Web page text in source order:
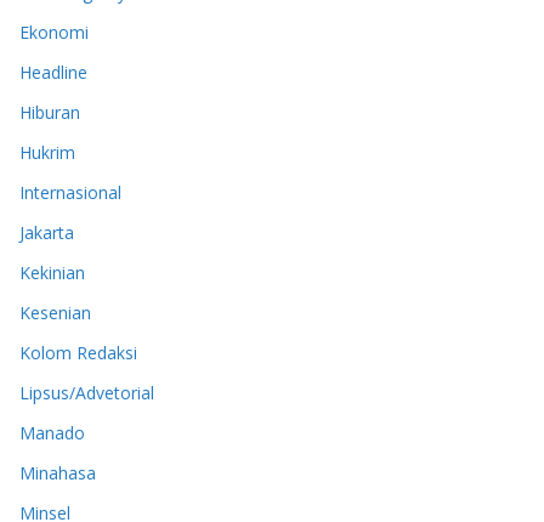
Ekonomi
Headline
Hiburan
Hukrim
Internasional
Jakarta
Kekinian
Kesenian
Kolom Redaksi
Lipsus/Advetorial
Manado
Minahasa
Minsel